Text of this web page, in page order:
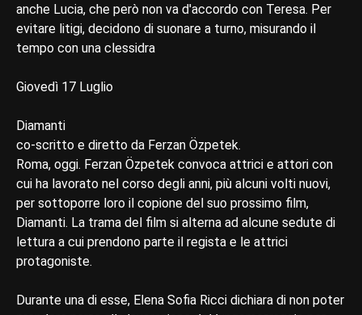
anche Lucia, che però non va d'accordo con Teresa. Per
evitare litigi, decidono di suonare a turno, misurando il
tempo con una clessidra
Giovedì 17 Luglio
Diamanti
co-scritto e diretto da Ferzan Özpetek.
Roma, oggi. Ferzan Özpetek convoca attrici e attori con
cui ha lavorato nel corso degli anni, più alcuni volti nuovi,
per sottoporre loro il copione del suo prossimo film,
Diamanti. La trama del film si alterna ad alcune sedute di
lettura a cui prendono parte il regista e le attrici
protagoniste.
Durante una di esse, Elena Sofia Ricci dichiara di non poter